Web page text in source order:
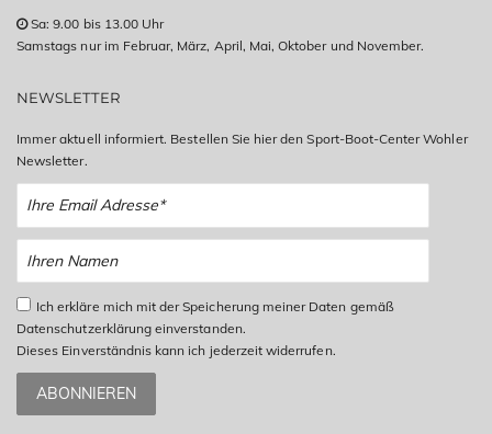
Sa: 9.00 bis 13.00 Uhr
Samstags nur im Februar, März, April, Mai, Oktober und November.
NEWSLETTER
Immer aktuell informiert. Bestellen Sie hier den Sport-Boot-Center Wohler
Newsletter.
Ich erkläre mich mit der Speicherung meiner Daten gemäß
Datenschutzerklärung einverstanden.
Dieses Einverständnis kann ich jederzeit widerrufen.
ABONNIEREN